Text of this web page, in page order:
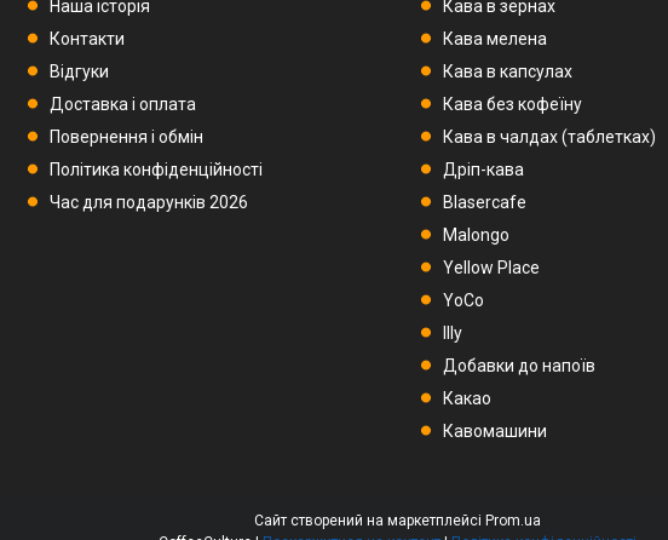
Наша історія
Контакти
Відгуки
Доставка і оплата
Повернення і обмін
Політика конфіденційності
Час для подарунків 2026
Кава в зернах
Кава мелена
Кава в капсулах
Кава без кофеїну
Кава в чалдах (таблетках)
Дріп-кава
Blasercafe
Malongo
Yellow Place
YoCo
Illy
Добавки до напоїв
Какао
Кавомашини
Сайт створений на маркетплейсі Prom.ua